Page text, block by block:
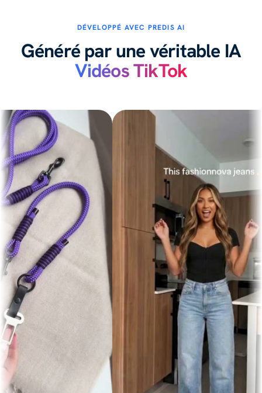
DÉVELOPPÉ AVEC PREDIS AI
Généré par une véritable IA
Vidéos TikTok